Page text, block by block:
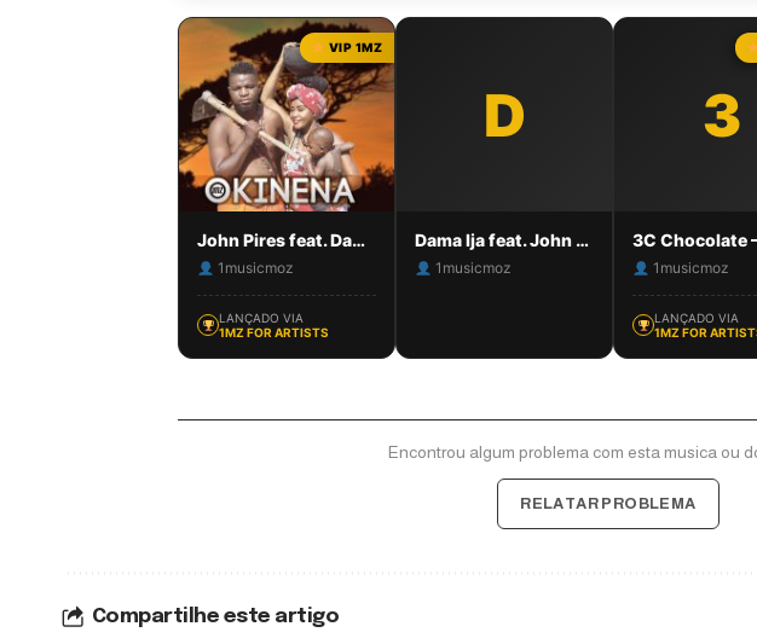
VIP 1MZ
John Pires feat. Dama Ija – Okinena
1musicmoz
LANÇADO VIA
1MZ FOR ARTISTS
D
Dama Ija feat. John Pires – Parampara
1musicmoz
3
1musicmoz
LANÇADO VIA
1MZ FOR
Encontrou algum problema com esta musica ou
RELATAR PROBLEMA
Compartilhe este artigo
style='display: inline-
left: 6px;' alt='Música
Monetizada'>